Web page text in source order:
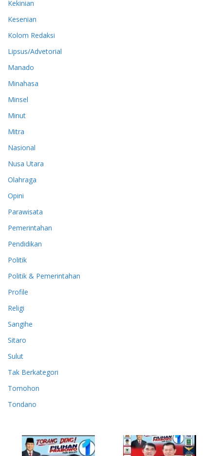
Kekinian
Kesenian
Kolom Redaksi
Lipsus/Advetorial
Manado
Minahasa
Minsel
Minut
Mitra
Nasional
Nusa Utara
Olahraga
Opini
Parawisata
Pemerintahan
Pendidikan
Politik
Politik & Pemerintahan
Profile
Religi
Sangihe
Sitaro
Sulut
Tak Berkategori
Tomohon
Tondano